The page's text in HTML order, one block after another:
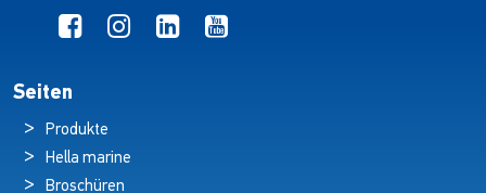
Seiten
Produkte
Hella marine
Broschüren